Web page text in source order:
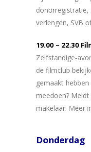
verlengen, SVB
19.00 – 22.30
Zelfstandige-
de filmclub
gemaakt
meedoen?
makelaar. Meer
Donderdag